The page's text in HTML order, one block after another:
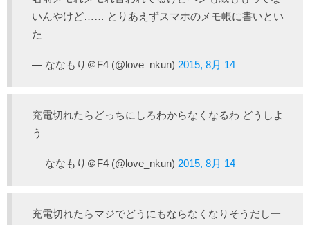
いんやけど…… とりあえずスマホのメモ帳に書いとい
た
— ななもり＠F4 (@love_nkun) 2015, 8月 14
充電切れたらどっちにしろわからなくなるわ どうしよ
う
— ななもり＠F4 (@love_nkun) 2015, 8月 14
充電切れたらマジでどうにもならなくなりそうだし一